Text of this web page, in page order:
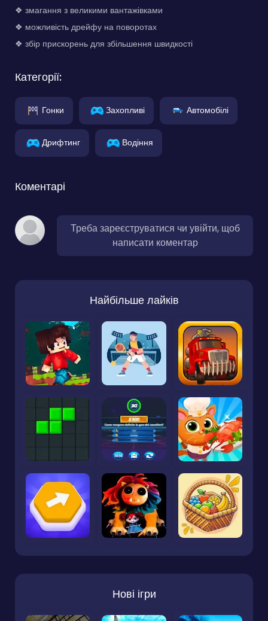
❖ змагання з великими вантажівками
❖ можливість дрейфу на поворотах
❖ збір прискорень для збільшення швидкості
Категорії:
Гонки Захопливі Автомобілі
Дрифтинг Водіння
Коментарі
Треба зареєструватися чи увійти, щоб
написати коментар
Найбільше лайків
Нові ігри